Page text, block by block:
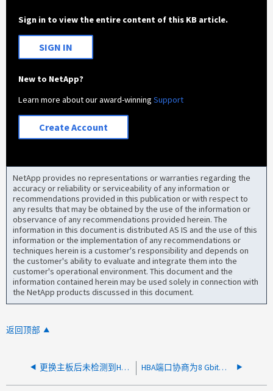
Sign in to view the entire content of this KB article.
SIGN IN
New to NetApp?
Learn more about our award-winningSupport
Create Account
NetApp provides no representations or warranties regarding the
accuracy or reliability or serviceability of any information or
recommendations provided in this publication or with respect to
any results that may be obtained by the use of the information or
observance of any recommendations provided herein. The
information in this document is distributed AS IS and the use of this
information or the implementation of any recommendations or
techniques herein is a customer's responsibility and depends on
the customer's ability to evaluate and integrate them into the
customer's operational environment. This document and the
information contained herein may be used solely in connection with
the NetApp products discussed in this document.
返回顶部
更换主板后未检测到HBA卡X2071A HBA端口协商为8 Gbit、而不是16 Gbit